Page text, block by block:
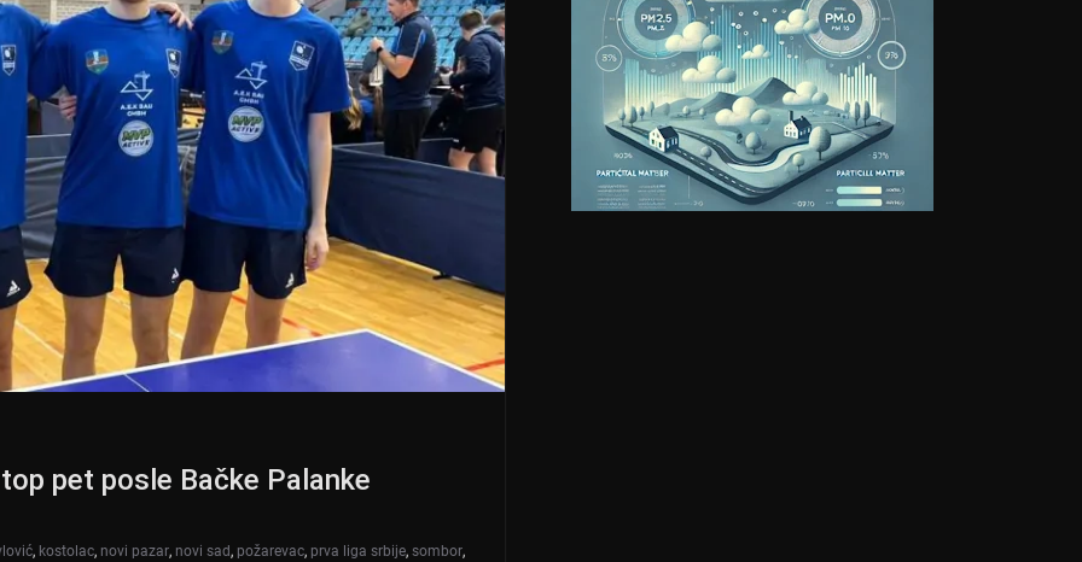
pet posle Bačke Palanke
, kostolac, novi pazar, novi sad, požarevac, prva liga srbije, sombor,